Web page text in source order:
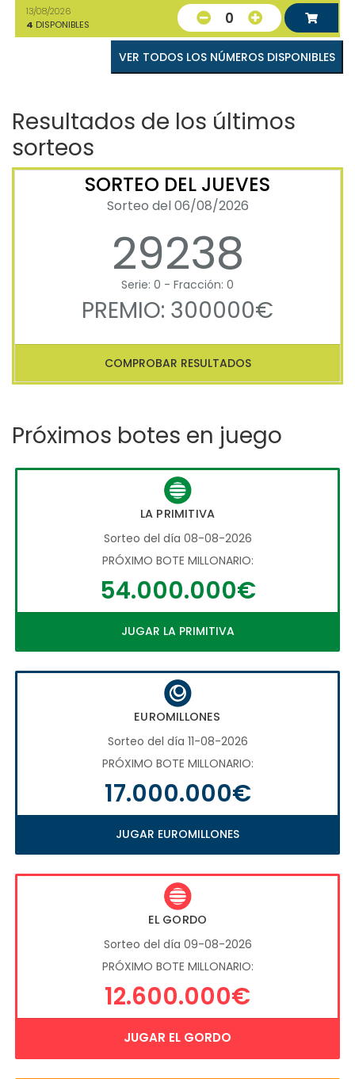
13/08/2026
4 DISPONIBLES 0
VER TODOS LOS NÚMEROS DISPONIBLES
Resultados de los últimos
sorteos
SORTEO DEL JUEVES
Sorteo del 06/08/2026
29238
Serie: 0 - Fracción: 0
PREMIO: 300000€
COMPROBAR RESULTADOS
Próximos botes en juego
LA PRIMITIVA
Sorteo del día 08-08-2026
PRÓXIMO BOTE MILLONARIO:
54.000.000€
JUGAR LA PRIMITIVA
EUROMILLONES
Sorteo del día 11-08-2026
PRÓXIMO BOTE MILLONARIO:
17.000.000€
JUGAR EUROMILLONES
EL GORDO
Sorteo del día 09-08-2026
PRÓXIMO BOTE MILLONARIO:
12.600.000€
JUGAR EL GORDO